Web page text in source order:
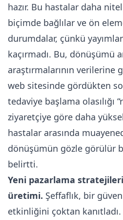
hazır. Bu hastalar daha
biçimde bağlılar ve ön
durumdalar, çünkü
kaçırmadı. Bu, dönüşümü
araştırmalarının verilerine
web sitesinde gördükten
tedaviye başlama olasılığı
ziyaretçiye göre daha
hastalar arasında
dönüşümün gözle görülür
belirtti.
Yeni pazarlama
üretimi. Şeffaflık, bir
etkinliğini çoktan kanıtladı.